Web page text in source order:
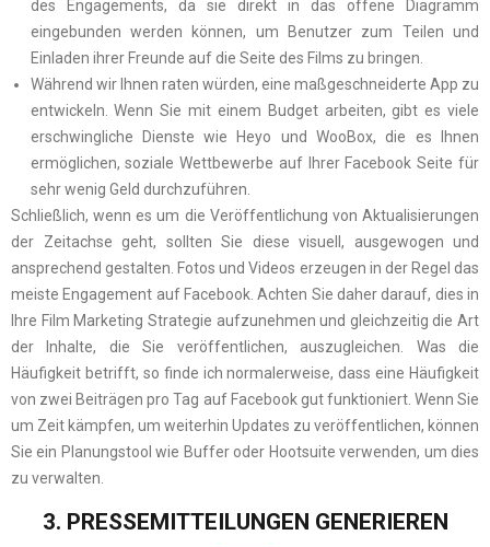
des Engagements, da sie direkt in das offene Diagramm
eingebunden werden können, um Benutzer zum Teilen und
Einladen ihrer Freunde auf die Seite des Films zu bringen.
Während wir Ihnen raten würden, eine maßgeschneiderte App zu
entwickeln. Wenn Sie mit einem Budget arbeiten, gibt es viele
erschwingliche Dienste wie Heyo und WooBox, die es Ihnen
ermöglichen, soziale Wettbewerbe auf Ihrer Facebook Seite für
sehr wenig Geld durchzuführen.
Schließlich, wenn es um die Veröffentlichung von Aktualisierungen
der Zeitachse geht, sollten Sie diese visuell, ausgewogen und
ansprechend gestalten. Fotos und Videos erzeugen in der Regel das
meiste Engagement auf Facebook. Achten Sie daher darauf, dies in
Ihre Film Marketing Strategie aufzunehmen und gleichzeitig die Art
der Inhalte, die Sie veröffentlichen, auszugleichen. Was die
Häufigkeit betrifft, so finde ich normalerweise, dass eine Häufigkeit
von zwei Beiträgen pro Tag auf Facebook gut funktioniert. Wenn Sie
um Zeit kämpfen, um weiterhin Updates zu veröffentlichen, können
Sie ein Planungstool wie Buffer oder Hootsuite verwenden, um dies
zu verwalten.
3. PRESSEMITTEILUNGEN GENERIEREN